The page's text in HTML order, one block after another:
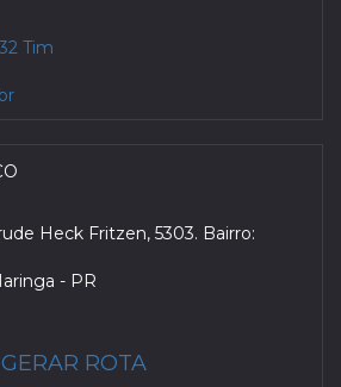
Tim
Heck Fritzen, 5303. Bairro:
- PR
GERAR ROTA